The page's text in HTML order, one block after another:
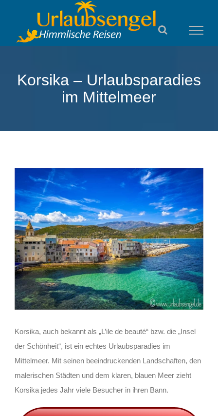
springen
Korsika – Urlaubsparadies
im Mittelmeer
Korsika, auch bekannt als „L’ile de beauté“ bzw. die „Insel
der Schönheit“, ist ein echtes Urlaubsparadies im
Mittelmeer. Mit seinen beeindruckenden Landschaften, den
malerischen Städten und dem klaren, blauen Meer zieht
Korsika jedes Jahr viele Besucher in ihren Bann.